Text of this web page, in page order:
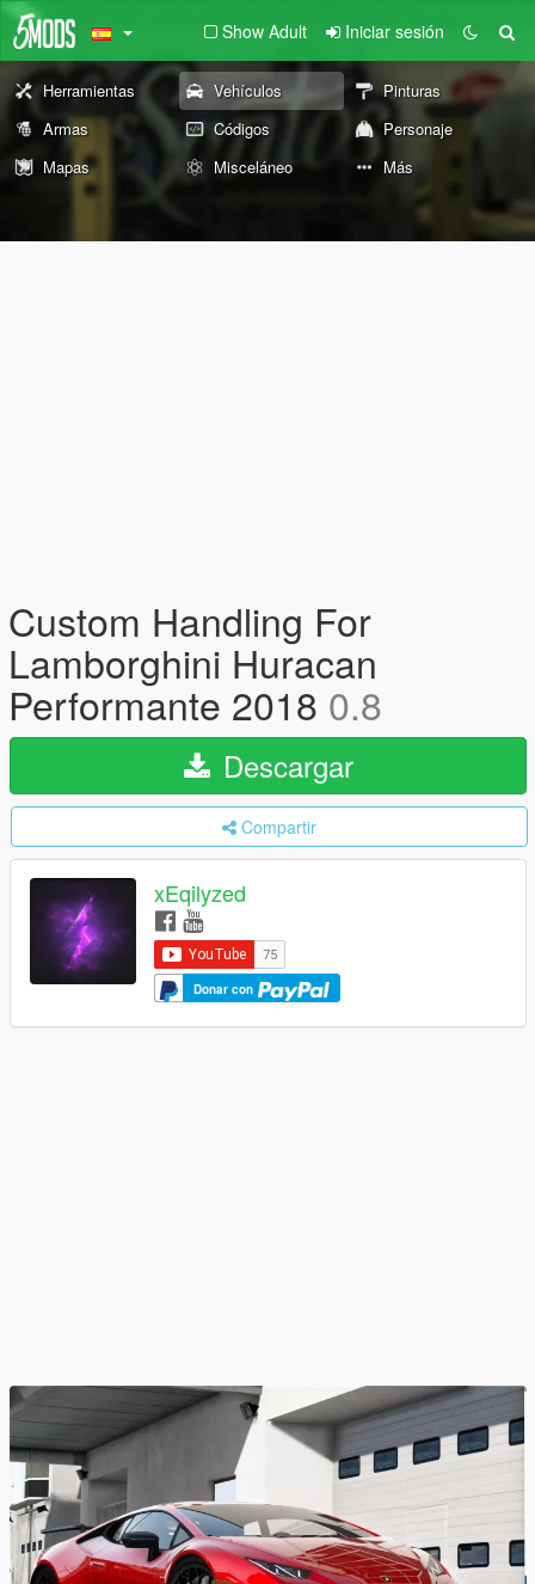
Show Adult Iniciar sesión
Herramientas Vehículos
Pinturas
Armas
Códigos
Personaje
Mapas
Misceláneo Más
Custom Handling For
Lamborghini Huracan
Performante 2018 0.8
Descargar
Compartir
xEqilyzed
Donar con